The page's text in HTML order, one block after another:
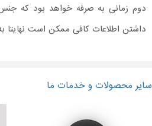
دوم زمانی به صرفه خواهد بود که جنس
داشتن اطلاعات کافی ممکن است نهایتا
سایر محصولات و خدمات ما